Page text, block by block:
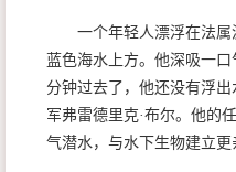
一个年轻人漂浮在法
蓝色海水上方。他深吸一
分钟过去了，他还没有浮
军弗雷德里克·布尔。他
气潜水，与水下生物建立更